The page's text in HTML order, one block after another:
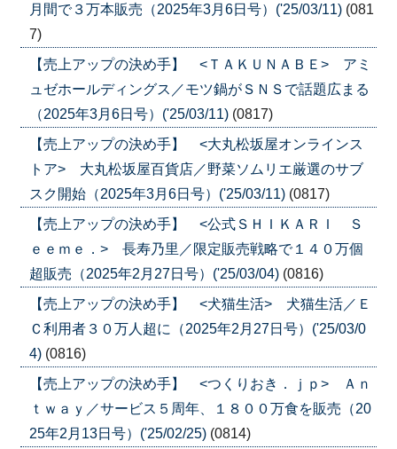
月間で３万本販売（2025年3月6日号）('25/03/11) (081
7)
【売上アップの決め手】 <ＴＡＫＵＮＡＢＥ> アミ
ュゼホールディングス／モツ鍋がＳＮＳで話題広まる
（2025年3月6日号）('25/03/11) (0817)
【売上アップの決め手】 <大丸松坂屋オンラインス
トア> 大丸松坂屋百貨店／野菜ソムリエ厳選のサブ
スク開始（2025年3月6日号）('25/03/11) (0817)
【売上アップの決め手】 <公式ＳＨＩＫＡＲＩ Ｓ
ｅｅｍｅ．> 長寿乃里／限定販売戦略で１４０万個
超販売（2025年2月27日号）('25/03/04) (0816)
【売上アップの決め手】 <犬猫生活> 犬猫生活／Ｅ
Ｃ利用者３０万人超に（2025年2月27日号）('25/03/0
4) (0816)
【売上アップの決め手】 <つくりおき．ｊｐ> Ａｎ
ｔｗａｙ／サービス５周年、１８００万食を販売（20
25年2月13日号）('25/02/25) (0814)